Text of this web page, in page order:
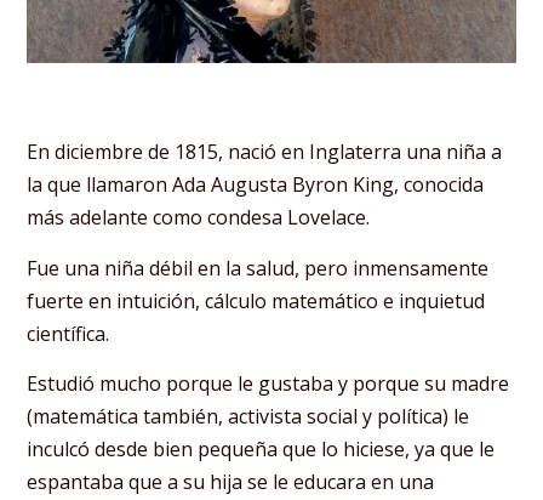
En diciembre de 1815, nació en Inglaterra una niña a
la que llamaron Ada Augusta Byron King, conocida
más adelante como condesa Lovelace.
Fue una niña débil en la salud, pero inmensamente
fuerte en intuición, cálculo matemático e inquietud
científica.
Estudió mucho porque le gustaba y porque su madre
(matemática también, activista social y política) le
inculcó desde bien pequeña que lo hiciese, ya que le
espantaba que a su hija se le educara en una